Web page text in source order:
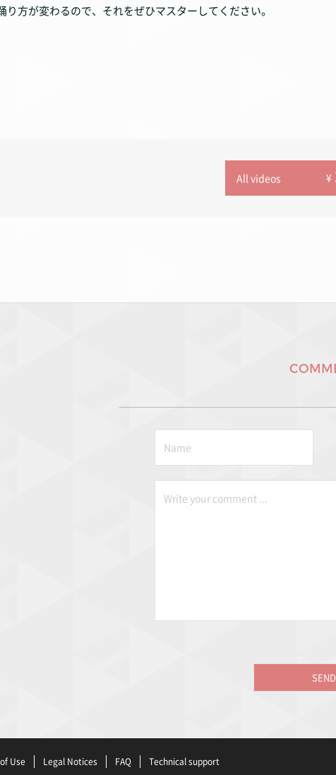
り方が変わるので、それをぜひマスターしてください。
All videos ¥
Use Legal Notices FAQ Technical support